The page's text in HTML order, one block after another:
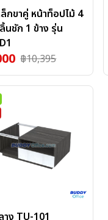
ล็กขาคู่ หน้าท็อปไม้ 4
นชัก 1 ข้าง รุ่น
฿10,395
าง TU-101